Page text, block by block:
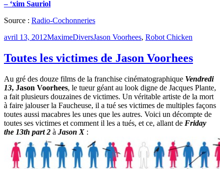
– ‘xim Sauriol
Source : Radio-Cochonneries
Publié
avril 13, 2012MaximeCatégories
DiversÉtiquettes
Jason Voorhees, Robot Chicken
Toutes les victimes de Jason Voorhees
Au gré des douze films de la franchise cinématographique Vendredi
13, Jason Voorhees, le tueur géant au look digne de Jacques Plante,
a fait plusieurs douzaines de victimes. Un véritable artiste de la mort
à faire jalouser la Faucheuse, il a tué ses victimes de multiples façons
toutes aussi macabres les unes que les autres. Voici un décompte de
toutes ses victimes et comment il les a tués, et ce, allant de Friday
the 13th part 2 à Jason X :